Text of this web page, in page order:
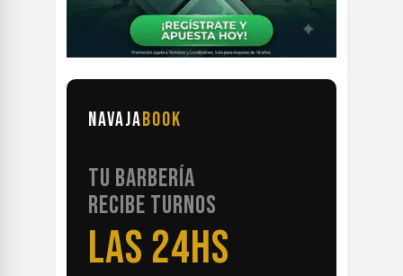
NAVAJABOOK
TU BARBERÍA
RECIBE TURNOS
LAS 24HS